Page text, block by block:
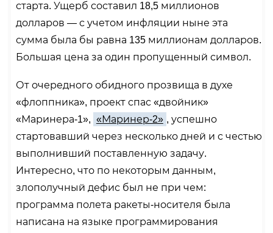
старта. Ущерб составил 18,5 миллионов
долларов — с учетом инфляции ныне эта
сумма была бы равна 135 миллионам долларов.
Большая цена за один пропущенный символ.
От очередного обидного прозвища в духе
«флоппника», проект спас «двойник»
«Маринера-1», «Маринер-2» , успешно
стартовавший через несколько дней и с честью
выполнивший поставленную задачу.
Интересно, что по некоторым данным,
злополучный дефис был не при чем:
программа полета ракеты-носителя была
написана на языке программирования